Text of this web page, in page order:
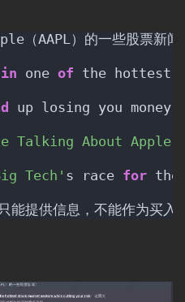
（AAPL）的一些股票新闻
in one of the hottest
up losing you money.
Talking About Apple
Tech' s race for the
能提供信息，不能作为买